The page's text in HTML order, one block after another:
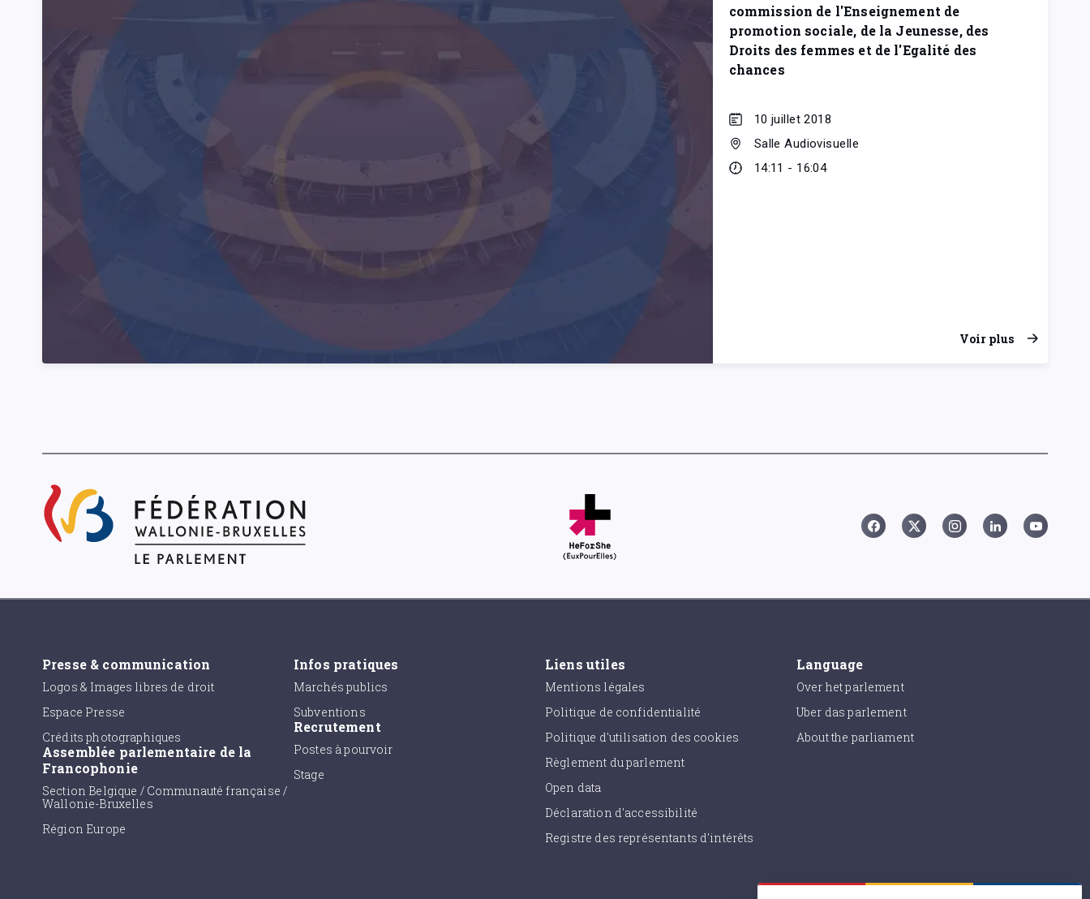
commission de l'Enseignement de
promotion sociale, de la Jeunesse, des
Droits des femmes et de l'Egalité des
chances
10 juillet 2018
Salle Audiovisuelle
14:11 - 16:04
Voir plus
Presse & communication
Logos & Images libres de droit
Espace Presse
Crédits photographiques
Assemblée parlementaire de la
Francophonie
Section Belgique / Communauté française /
Wallonie-Bruxelles
Région Europe
Infos pratiques
Marchés publics
Subventions
Recrutement
Postes à pourvoir
Stage
Liens utiles
Mentions légales
Politique de confidentialité
Politique d'utilisation des cookies
Règlement du parlement
Open data
Déclaration d'accessibilité
Registre des représentants d'intérêts
Language
Over het parlement
Uber das parlement
About the parliament